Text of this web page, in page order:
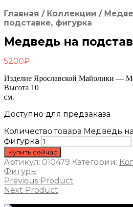
Главная / Коллекции /
подставке, фигурка
Медведь на
5200₽
Изделие Ярославской Майолики —
Высота 10
см.
Доступно для предзаказа
Количество товара Медведь
фигурка
Купить сейчас
Артикул: 010479 Категории:
Фигуры
Previous Product
Next Product